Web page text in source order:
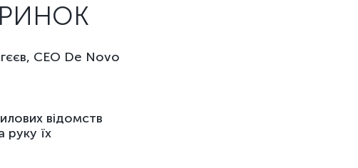
CEO De Novo
відомств
руку їх